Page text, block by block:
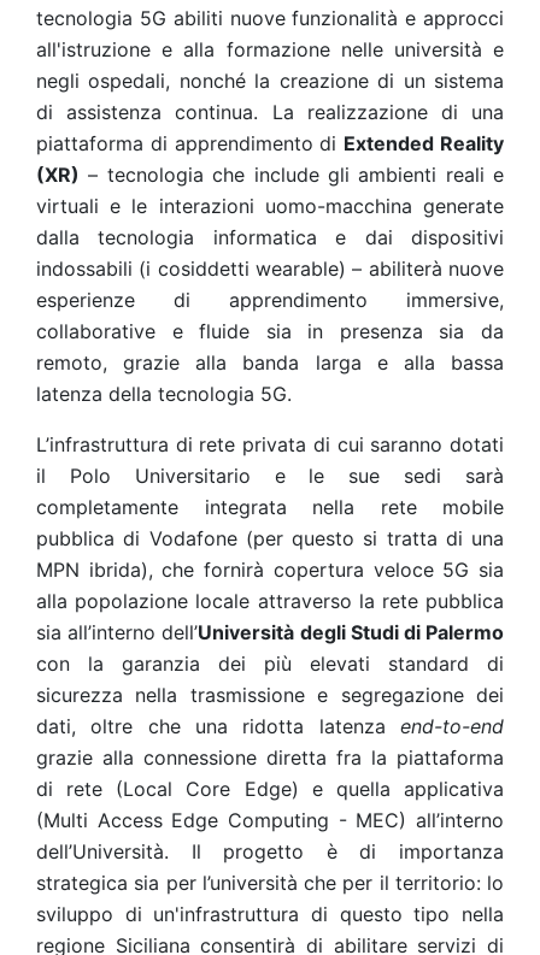
tecnologia 5G abiliti nuove funzionalità e approcci
all'istruzione e alla formazione nelle università e
negli ospedali, nonché la creazione di un sistema
di assistenza continua. La realizzazione di una
piattaforma di apprendimento di Extended Reality
(XR) – tecnologia che include gli ambienti reali e
virtuali e le interazioni uomo-macchina generate
dalla tecnologia informatica e dai dispositivi
indossabili (i cosiddetti wearable) – abiliterà nuove
esperienze di apprendimento immersive,
collaborative e fluide sia in presenza sia da
remoto, grazie alla banda larga e alla bassa
latenza della tecnologia 5G.
L’infrastruttura di rete privata di cui saranno dotati
il Polo Universitario e le sue sedi sarà
completamente integrata nella rete mobile
pubblica di Vodafone (per questo si tratta di una
MPN ibrida), che fornirà copertura veloce 5G sia
alla popolazione locale attraverso la rete pubblica
sia all’interno dell’Università degli Studi di Palermo
con la garanzia dei più elevati standard di
sicurezza nella trasmissione e segregazione dei
dati, oltre che una ridotta latenza end-to-end
grazie alla connessione diretta fra la piattaforma
di rete (Local Core Edge) e quella applicativa
(Multi Access Edge Computing - MEC) all’interno
dell’Università. Il progetto è di importanza
strategica sia per l’università che per il territorio: lo
sviluppo di un'infrastruttura di questo tipo nella
regione Siciliana consentirà di abilitare servizi di